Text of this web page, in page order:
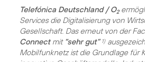
Telefónica Deutschland / O2
Services die Digitalisierung von
Gesellschaft. Das erneut von der
Connectmit “sehr gut” 1)
Mobilfunknetz ist die Grundlage für